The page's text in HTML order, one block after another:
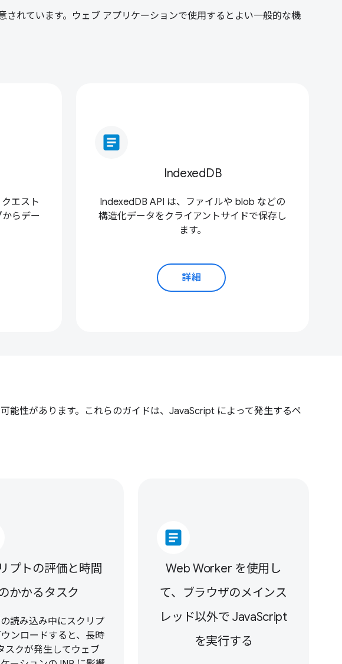
れています。ウェブ アプリケーションで使用するとよい一般的な機
エスト
らデー
article
IndexedDB
IndexedDB API は、ファイルや blob などの
構造化データをクライアントサイドで保存し
ます。
詳細
能性があります。これらのガイドは、JavaScript によって発生するペ
プトの評価と時間
かかるタスク
読み込み中にスクリプ
ウンロードすると、長時
スクが発生してウェブ
article
Web Worker を使用し
て、ブラウザのメインス
レッド以外で JavaScript
を実行する